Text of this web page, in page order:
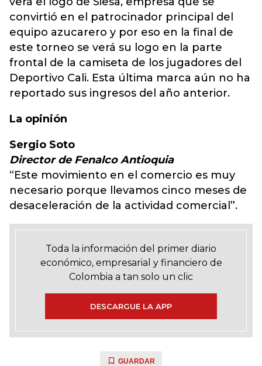
convirtió en el patrocinador principal del
equipo azucarero y por eso en la final de
este torneo se verá su logo en la parte
frontal de la camiseta de los jugadores del
Deportivo Cali. Esta última marca aún no ha
reportado sus ingresos del año anterior.
La opinión
Sergio Soto
Director de Fenalco Antioquia
“Este movimiento en el comercio es muy
necesario porque llevamos cinco meses de
desaceleración de la actividad comercial”.
Toda la información del primer diario
económico, empresarial y financiero de
Colombia a tan solo un clic
DESCARGUE LA APP
GUARDAR